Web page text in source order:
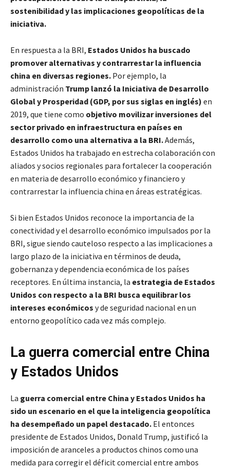
sostenibilidad y las implicaciones geopolíticas de la
iniciativa.
En respuesta a la BRI, Estados Unidos ha buscado
promover alternativas y contrarrestar la influencia
china en diversas regiones. Por ejemplo, la
administración Trump lanzó la Iniciativa de Desarrollo
Global y Prosperidad (GDP, por sus siglas en inglés) en
2019, que tiene como objetivo movilizar inversiones del
sector privado en infraestructura en países en
desarrollo como una alternativa a la BRI.Además,
Estados Unidos ha trabajado en estrecha colaboración con
aliados y socios regionales para fortalecer la cooperación
en materia de desarrollo económico y financiero y
contrarrestar la influencia china en áreas estratégicas.
Si bien Estados Unidos reconoce la importancia de la
conectividad y el desarrollo económico impulsados por la
BRI, sigue siendo cauteloso respecto a las implicaciones a
largo plazo de la iniciativa en términos de deuda,
gobernanza y dependencia económica de los países
receptores. En última instancia, la estrategia de Estados
Unidos con respecto a la BRI busca equilibrar los
intereses económicos y de seguridad nacional en un
entorno geopolítico cada vez más complejo.
La guerra comercial entre China
y Estados Unidos
La guerra comercial entre China y Estados Unidos ha
sido un escenario en el que la inteligencia geopolítica
ha desempeñado un papel destacado. El entonces
presidente de Estados Unidos, Donald Trump, justificó la
imposición de aranceles a productos chinos como una
medida para corregir el déficit comercial entre ambos